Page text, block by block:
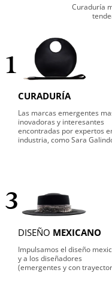
Curaduría
1
CURADURÍA
Las marcas emergentes
inovadoras y interesantes
encontradas por expertos
industria, como Sara
3
DISEÑO MEXICANO
Impulsamos el diseño
y a los diseñadores
(emergentes y con